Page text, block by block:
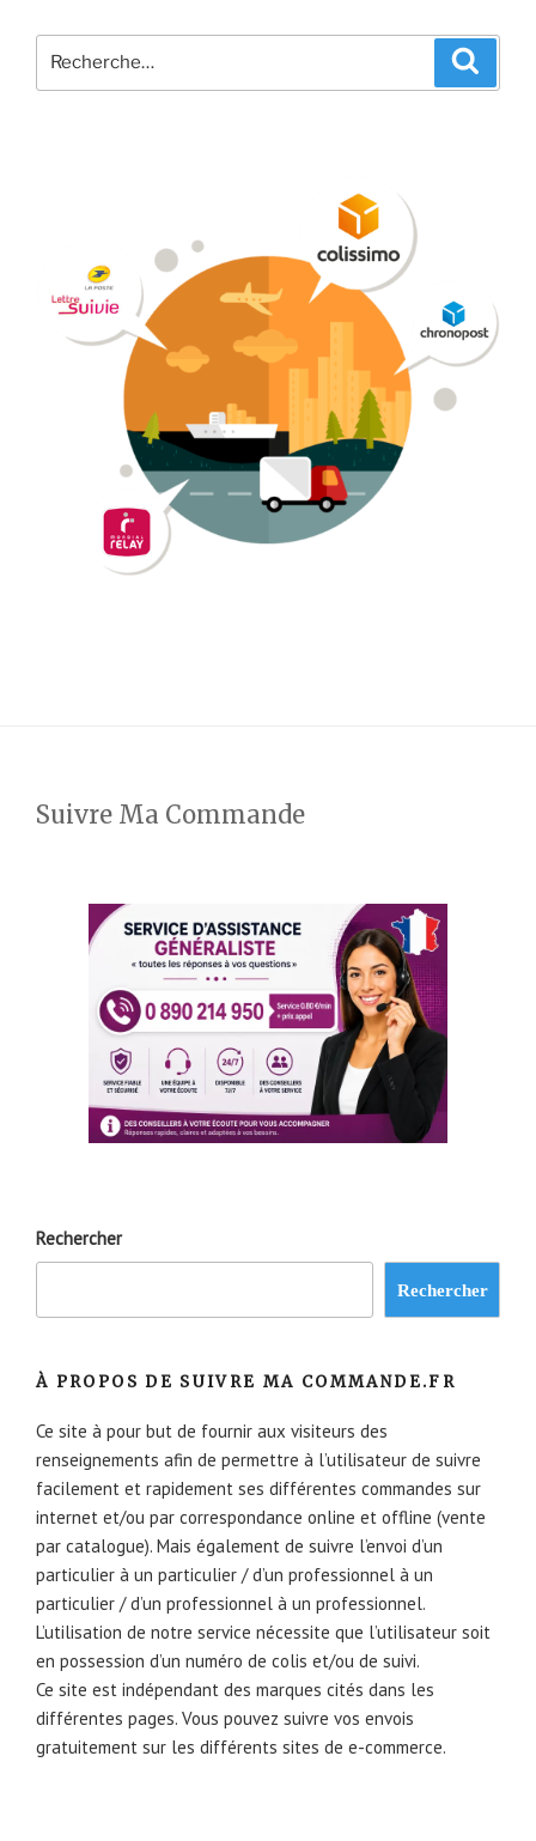
pour
Suivre Ma Commande
Rechercher
Rechercher
À PROPOS DE SUIVRE MA COMMANDE.FR
Ce site à pour but de fournir aux visiteurs des
renseignements afin de permettre à l’utilisateur de suivre
facilement et rapidement ses différentes commandes sur
internet et/ou par correspondance online et offline (vente
par catalogue). Mais également de suivre l’envoi d’un
particulier à un particulier / d’un professionnel à un
particulier / d’un professionnel à un professionnel.
L’utilisation de notre service nécessite que l’utilisateur soit
en possession d’un numéro de colis et/ou de suivi.
Ce site est indépendant des marques cités dans les
différentes pages. Vous pouvez suivre vos envois
gratuitement sur les différents sites de e-commerce.